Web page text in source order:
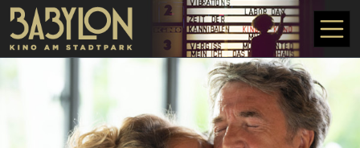
Direkt zum Inhalt